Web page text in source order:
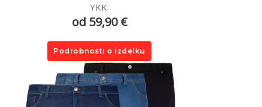
YKK.
od 59,90 €
Podrobnosti o izdelku